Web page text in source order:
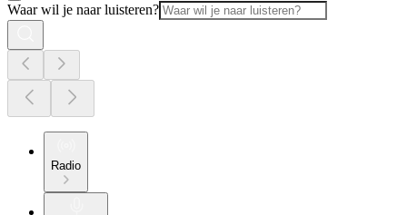
Waar wil je naar luisteren?
Radio